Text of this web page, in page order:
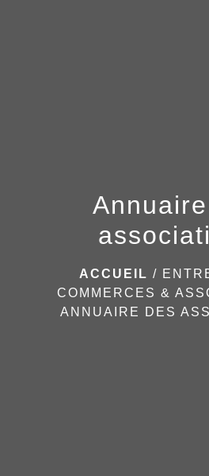
ACCUEIL /
COMMERCES &
ANNUAIRE DES